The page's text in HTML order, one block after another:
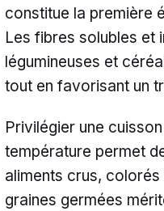
constitue la première
Les fibres solubles et
légumineuses et
tout en favorisant un
Privilégier une
température permet
aliments crus,
graines germées